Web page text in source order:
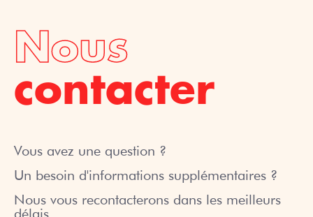
Nous
contacter
Vous avez une question ?
Un besoin d'informations supplémentaires ?
Nous vous recontacterons dans les meilleurs
délais